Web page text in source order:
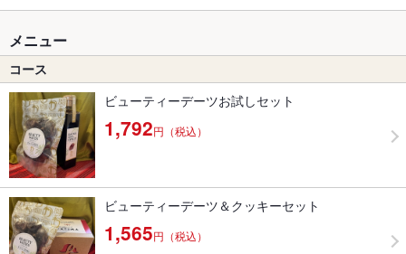
メニュー
コース
ビューティーデーツお試しセット
1,792円（税込）
ビューティーデーツ＆クッキーセット
1,565円（税込）